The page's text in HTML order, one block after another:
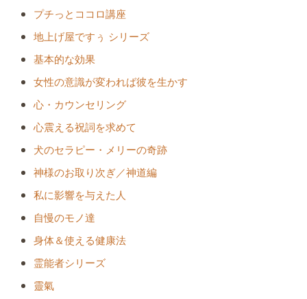
プチっとココロ講座
地上げ屋ですぅ シリーズ
基本的な効果
女性の意識が変われば彼を生かす
心・カウンセリング
心震える祝詞を求めて
犬のセラピー・メリーの奇跡
神様のお取り次ぎ／神道編
私に影響を与えた人
自慢のモノ達
身体＆使える健康法
霊能者シリーズ
靈氣